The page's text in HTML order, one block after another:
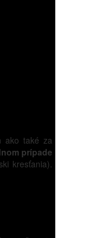
ako také za
prípade
kresťania).